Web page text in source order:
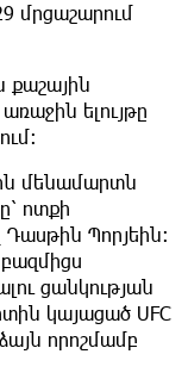
մրցաշարում
քաշային
ելույթը
մենամարտն
ոտքի
Պորյեին։
ցանկության
կայացած UFC
որոշմամբ